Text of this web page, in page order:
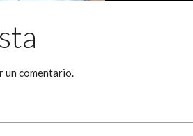
un comentario.